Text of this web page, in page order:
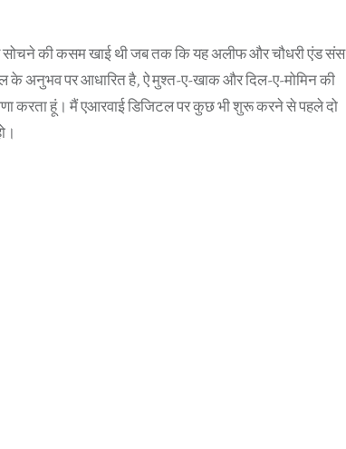
की कसम खाई थी जब तक कि यह अलीफ और चौधरी एंड संस
के अनुभव पर आधारित है, ऐ मुश्त-ए-खाक और दिल-ए-मोमिन की
करता हूं। मैं एआरवाई डिजिटल पर कुछ भी शुरू करने से पहले दो